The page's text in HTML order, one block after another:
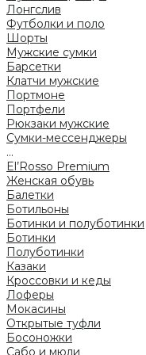
Лонгслив
Футболки и поло
Шорты
Мужские сумки
Барсетки
Клатчи мужские
Портмоне
Портфели
Рюкзаки мужские
Сумки-мессенджеры
...
El’Rosso Premium
Женская обувь
Балетки
Ботильоны
Ботинки и полуботинки
Ботинки
Полуботинки
Казаки
Кроссовки и кеды
Лоферы
Мокасины
Открытые туфли
Босоножки
Сабо и мюли